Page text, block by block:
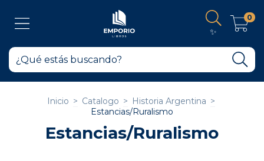
✨
0
Inicio > Catalogo > Historia Argentina >
Estancias/Ruralismo
Estancias/Ruralismo